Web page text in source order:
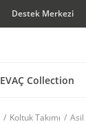
Destek Merkezi
EVAÇ Collection
Koltuk Takımı Asil